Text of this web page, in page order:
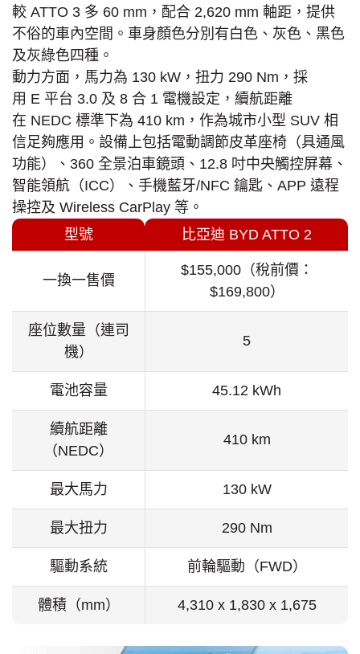
較 ATTO 3 多 60 mm，配合 2,620 mm 軸距，提供
不俗的車內空間。車身顏色分別有白色、灰色、黑色
及灰綠色四種。
動力方面，馬力為 130 kW，扭力 290 Nm，採
用 E 平台 3.0 及 8 合 1 電機設定，續航距離
在 NEDC 標準下為 410 km，作為城市小型 SUV 相
信足夠應用。設備上包括電動調節皮革座椅（具通風
功能）、360 全景泊車鏡頭、12.8 吋中央觸控屏幕、
智能領航（ICC）、手機藍牙/NFC 鑰匙、APP 遠程
操控及 Wireless CarPlay 等。
型號
比亞迪 BYD ATTO 2
一換一售價
$155,000（稅前價：
$169,800）
座位數量（連司
機）
5
電池容量 45.12 kWh
續航距離
（NEDC）
410 km
最大馬力 130 kW
最大扭力 290 Nm
驅動系統 前輪驅動（FWD）
體積（mm） 4,310 x 1,830 x 1,675